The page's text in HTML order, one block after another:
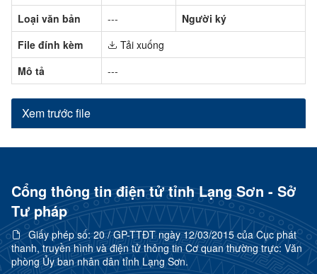
Loại văn bản
---
Người ký
File đính kèm
Tải xuống
Mô tả
---
Xem trước file
Cổng thông tin điện tử tỉnh Lạng Sơn - Sở
Tư pháp
Giấy phép số:20 / GP-TTĐT ngày 12/03/2015 của Cục phát
thanh, truyền hình và điện tử thông tin Cơ quan thường trực: Văn
phòng Ủy ban nhân dân tỉnh Lạng Sơn.